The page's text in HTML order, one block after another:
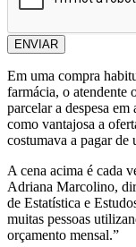
ENVIAR
Em uma compra
farmácia, o atendente
parcelar a despesa
como vantajosa a
costumava a pagar de
A cena acima é cada
Adriana Marcolino,
de Estatística e
muitas pessoas
orçamento mensal.”